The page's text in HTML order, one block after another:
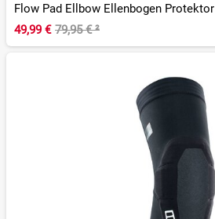
Flow Pad Ellbow Ellenbogen Protektor
49,99 € 79,95 €²